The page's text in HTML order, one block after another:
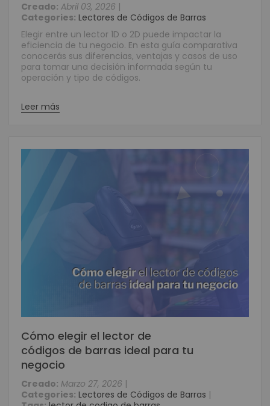
Creado: Abril 03, 2026 |
Categories: Lectores de Códigos de Barras
Elegir entre un lector 1D o 2D puede impactar la
eficiencia de tu negocio. En esta guía comparativa
conocerás sus diferencias, ventajas y casos de uso
para tomar una decisión informada según tu
operación y tipo de códigos.
Leer más
Cómo elegir el lector de
códigos de barras ideal para tu
negocio
Creado: Marzo 27, 2026 |
Categories: Lectores de Códigos de Barras |